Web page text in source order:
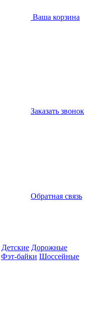
Ваша корзина
Заказать звонок
Обратная связь
Детские Дорожные
Фэт-байки Шоссейные